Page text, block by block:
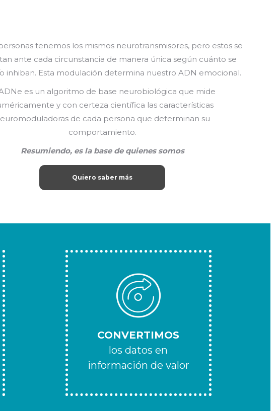
tenemos los mismos neurotransmisores, pero estos se
ante cada circunstancia de manera única según cuánto se
inhiban. Esta modulación determina nuestro ADN emocional.
es un algoritmo de base neurobiológica que mide
y con certeza científica las características
de cada persona que determinan su
comportamiento.
Resumiendo, es la base de quienes somos
Quiero saber más
CONVERTIMOS
los datos en
información de valor